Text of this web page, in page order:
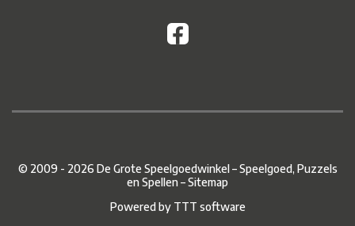
© 2009 - 2026 De Grote Speelgoedwinkel – Speelgoed, Puzzels
en Spellen –Sitemap
Powered by TTT software